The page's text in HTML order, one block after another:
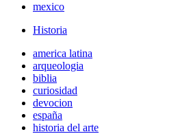
mexico
Historia
america latina
arqueologia
biblia
curiosidad
devocion
españa
historia del arte